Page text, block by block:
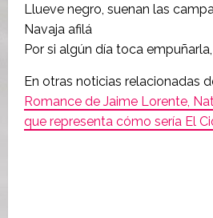
Llueve negro, suenan las
Navaja afilá
Por si algún día toca
En otras noticias relacionadas
Romance de Jaime Lorente,
que representa cómo sería El